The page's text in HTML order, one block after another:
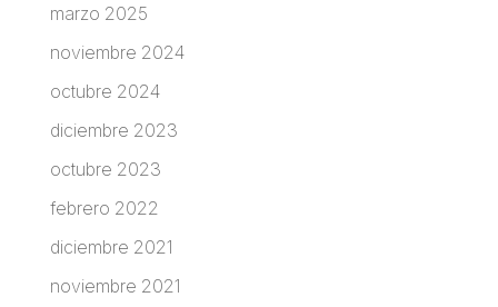
marzo 2025
noviembre 2024
octubre 2024
diciembre 2023
octubre 2023
febrero 2022
diciembre 2021
noviembre 2021